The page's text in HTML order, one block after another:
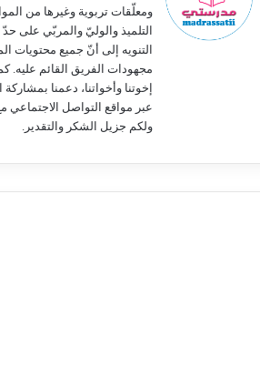
ومعلّقات تربوية وغيرها من
التلميذ والوليّ والمربّي على
التنويه إلى أنّ جميع محتويات
مجهودات الفريق القائم عليه.
إخوتنا وأخواتنا، دعمنا
عبر مواقع التواصل الاجتماعي
ولكم جزيل الشكر والتقدير.